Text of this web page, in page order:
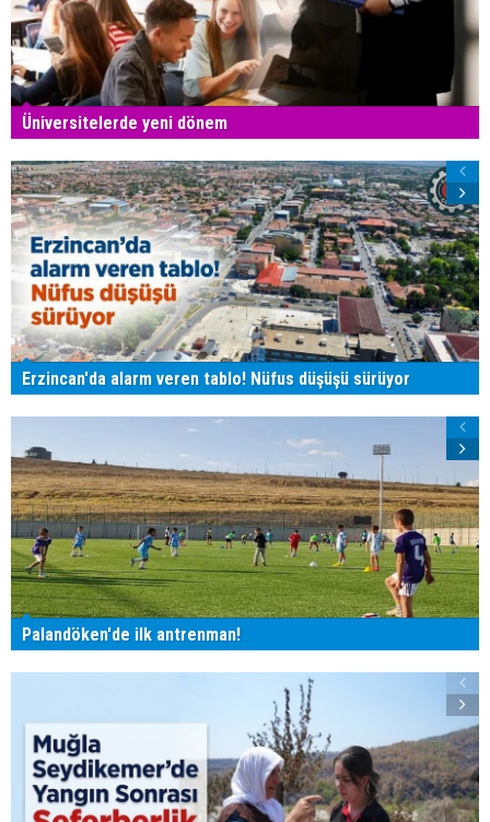
Üniversitelerde yeni dönem
Erzincan'da alarm veren tablo! Nüfus düşüşü sürüyor
Palandöken'de ilk antrenman!